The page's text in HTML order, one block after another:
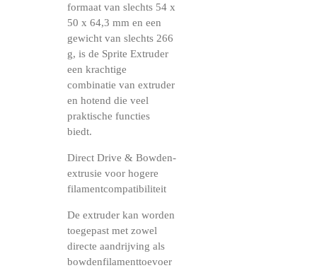
formaat van slechts 54 x
50 x 64,3 mm en een
gewicht van slechts 266
g, is de Sprite Extruder
een krachtige
combinatie van extruder
en hotend die veel
praktische functies
biedt.
Direct Drive & Bowden-
extrusie voor hogere
filamentcompatibiliteit
De extruder kan worden
toegepast met zowel
directe aandrijving als
bowdenfilamenttoevoer